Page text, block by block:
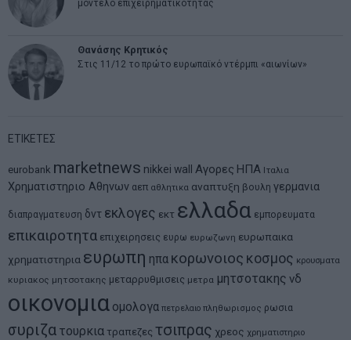
μοντέλο επιχειρηματικότητας
Θανάσης Κρητικός
Στις 11/12 το πρώτο ευρωπαϊκό ντέρμπι «αιωνίων»
ΕΤΙΚΕΤΕΣ
eurobank marketnews nikkei wall Αγορες ΗΠΑ Ιταλια
Χρηματιστηριο Αθηνων αεπ αθλητικα αναπτυξη βουλη γερμανια
διαπραγματευση δντ εκλογες εκτ ελλαδα εμπορευματα
επικαιροτητα επιχειρησεις ευρω ευρωζωνη ευρωπαικα
χρηματιστηρια ευρωπη ηπα κορωνοιος κοσμος κρουσματα
κυριακος μητσοτακης μεταρρυθμισεις μετρα μητσοτακης νδ
οικονομια ομολογα πετρελαιο πληθωρισμος ρωσια
συριζα τουρκια τραπεζες τσιπρας χρεος χρηματιστηριο